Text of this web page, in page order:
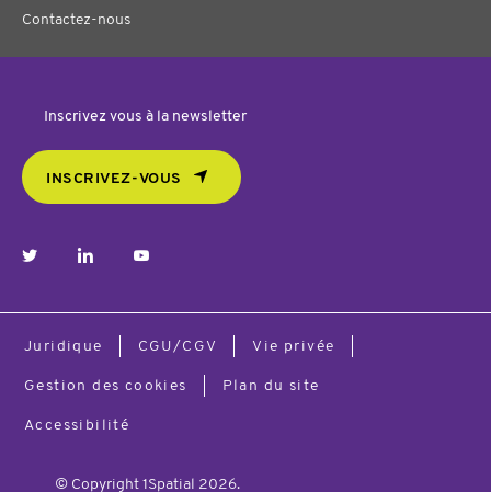
Contactez-nous
Inscrivez vous à la newsletter
INSCRIVEZ-VOUS
Juridique CGU/CGV Vie privée
Gestion des cookies Plan du site
Accessibilité
© Copyright 1Spatial 2026.